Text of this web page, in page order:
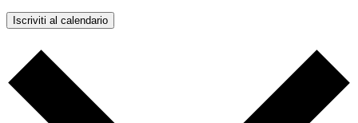
Iscriviti al calendario